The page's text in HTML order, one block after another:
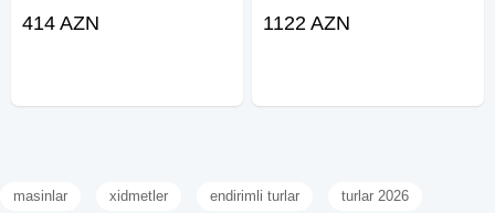
Səhər yeməyi Otel daxili xidmətlər
414 AZN
Nar Hotel 4★ — 695 USD Garden
1122 AZN
masinlar xidmetler endirimli turlar turlar 2026